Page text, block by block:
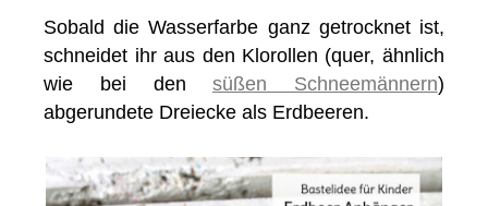
Sobald die Wasserfarbe ganz getrocknet ist,
schneidet ihr aus den Klorollen (quer, ähnlich
wie bei densüßen Schneemännern)
abgerundete Dreiecke als Erdbeeren.